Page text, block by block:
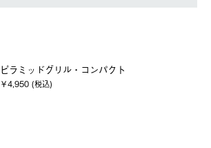
ピラミッドグリル・コンパクト
￥4,950 (税込)